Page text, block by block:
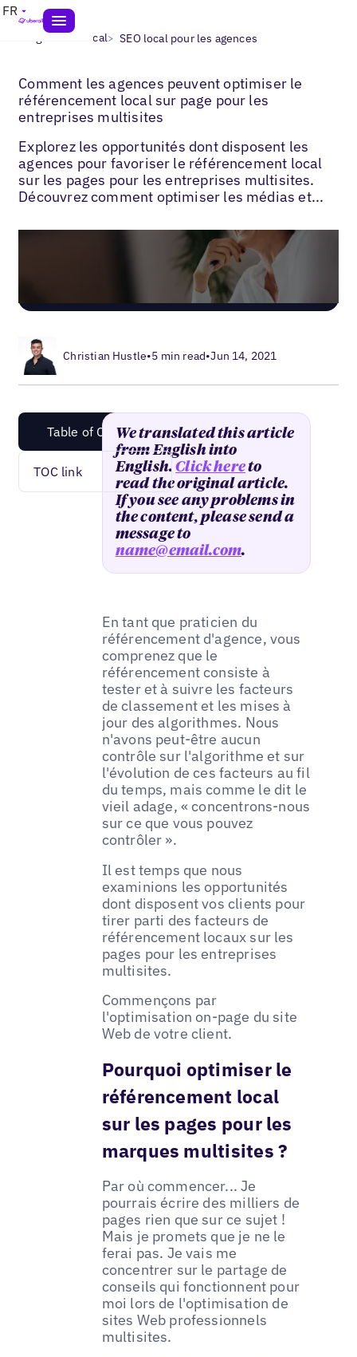
FR
Blogs> SEO local> SEO local pour les agences
Comment les agences peuvent optimiser le
référencement local sur page pour les
entreprises multisites
Explorez les opportunités dont disposent les
agences pour favoriser le référencement local
sur les pages pour les entreprises multisites.
Découvrez comment optimiser les médias et...
Christian Hustle•5 min read•Jun 14, 2021
Table of Content
TOC link
We translated this article
from English into
English.Click hereto
read the original article.
If you see any problems in
the content, please send a
message to
name@email.com.
En tant que praticien du
référencement d'agence, vous
comprenez que le
référencement consiste à
tester et à suivre les facteurs
de classement et les mises à
jour des algorithmes. Nous
n'avons peut-être aucun
contrôle sur l'algorithme et sur
l'évolution de ces facteurs au fil
du temps, mais comme le dit le
vieil adage, « concentrons-nous
sur ce que vous pouvez
contrôler ».
Il est temps que nous
examinions les opportunités
dont disposent vos clients pour
tirer parti des facteurs de
référencement locaux sur les
pages pour les entreprises
multisites.
Commençons par
l'optimisation on-page du site
Web de votre client.
Pourquoi optimiser le
référencement local
sur les pages pour les
marques multisites ?
Par où commencer... Je
pourrais écrire des milliers de
pages rien que sur ce sujet !
Mais je promets que je ne le
ferai pas. Je vais me
concentrer sur le partage de
conseils qui fonctionnent pour
moi lors de l'optimisation de
sites Web professionnels
multisites.